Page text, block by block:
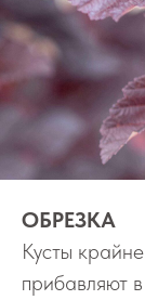
ОБРЕЗКА
Кусты
прибавляют